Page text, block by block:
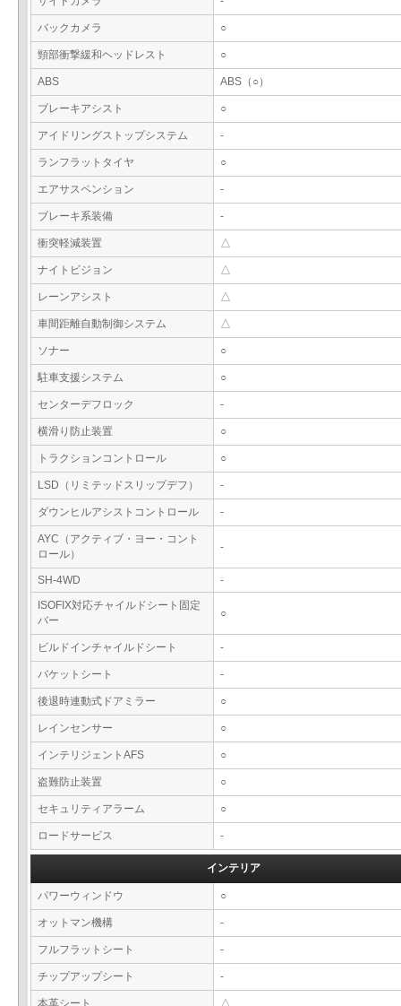
バックカメラ ○
頸部衝撃緩和ヘッドレスト ○
ABS ABS（○）
ブレーキアシスト ○
アイドリングストップシステム -
ランフラットタイヤ ○
エアサスペンション -
ブレーキ系装備 -
衝突軽減装置 △
ナイトビジョン △
レーンアシスト △
車間距離自動制御システム △
ソナー ○
駐車支援システム ○
センターデフロック -
横滑り防止装置 ○
トラクションコントロール ○
LSD（リミテッドスリップデフ） -
ダウンヒルアシストコントロール -
AYC（アクティブ・ヨー・コント
ロール）
-
SH-4WD
-
ISOFIX対応チャイルドシート固定
バー
○
ビルドインチャイルドシート -
バケットシート -
後退時連動式ドアミラー ○
レインセンサー ○
インテリジェントAFS ○
盗難防止装置 ○
セキュリティアラーム ○
ロードサービス -
インテリア
パワーウィンドウ ○
オットマン機構 -
フルフラットシート -
チップアップシート -
本革シート △